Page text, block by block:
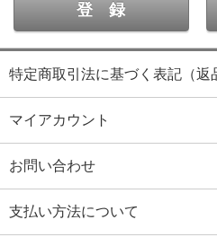
特定商取引法に基づく表記（返
マイアカウント
お問い合わせ
支払い方法について